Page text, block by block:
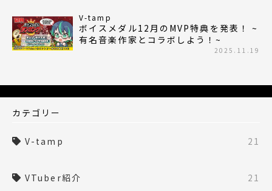
V-tamp
ボイスメダル12月のMVP特典を発表！ ~
有名音楽作家とコラボしよう！~
2025.11.19
カテゴリー
V-tamp 21
VTuber紹介 21